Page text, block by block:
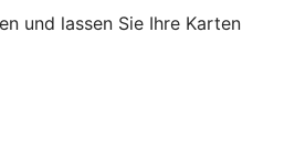
und lassen Sie Ihre Karten